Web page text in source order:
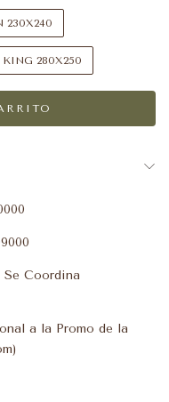
230X240
KING 280X250
Se Coordina
a la Promo de la